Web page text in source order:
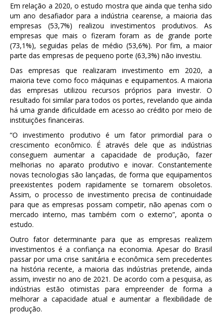
Em relação a 2020, o estudo mostra que ainda que tenha sido
um ano desafiador para a indústria cearense, a maioria das
empresas (53,7%) realizou investimentos produtivos. As
empresas que mais o fizeram foram as de grande porte
(73,1%), seguidas pelas de médio (53,6%). Por fim, a maior
parte das empresas de pequeno porte (63,3%) não investiu.
Das empresas que realizaram investimento em 2020, a
maioria teve como foco máquinas e equipamentos. A maioria
das empresas utilizou recursos próprios para investir. O
resultado foi similar para todos os portes, revelando que ainda
há uma grande dificuldade em acesso ao crédito por meio de
instituições financeiras.
“O investimento produtivo é um fator primordial para o
crescimento econômico. É através dele que as indústrias
conseguem aumentar a capacidade de produção, fazer
melhorias no aparato produtivo e inovar. Constantemente
novas tecnologias são lançadas, de forma que equipamentos
preexistentes podem rapidamente se tornarem obsoletos.
Assim, o processo de investimento precisa de continuidade
para que as empresas possam competir, não apenas com o
mercado interno, mas também com o externo”, aponta o
estudo.
Outro fator determinante para que as empresas realizem
investimentos é a confiança na economia. Apesar do Brasil
passar por uma crise sanitária e econômica sem precedentes
na história recente, a maioria das indústrias pretende, ainda
assim, investir no ano de 2021. De acordo com a pesquisa, as
indústrias estão otimistas para empreender de forma a
melhorar a capacidade atual e aumentar a flexibilidade de
produção.